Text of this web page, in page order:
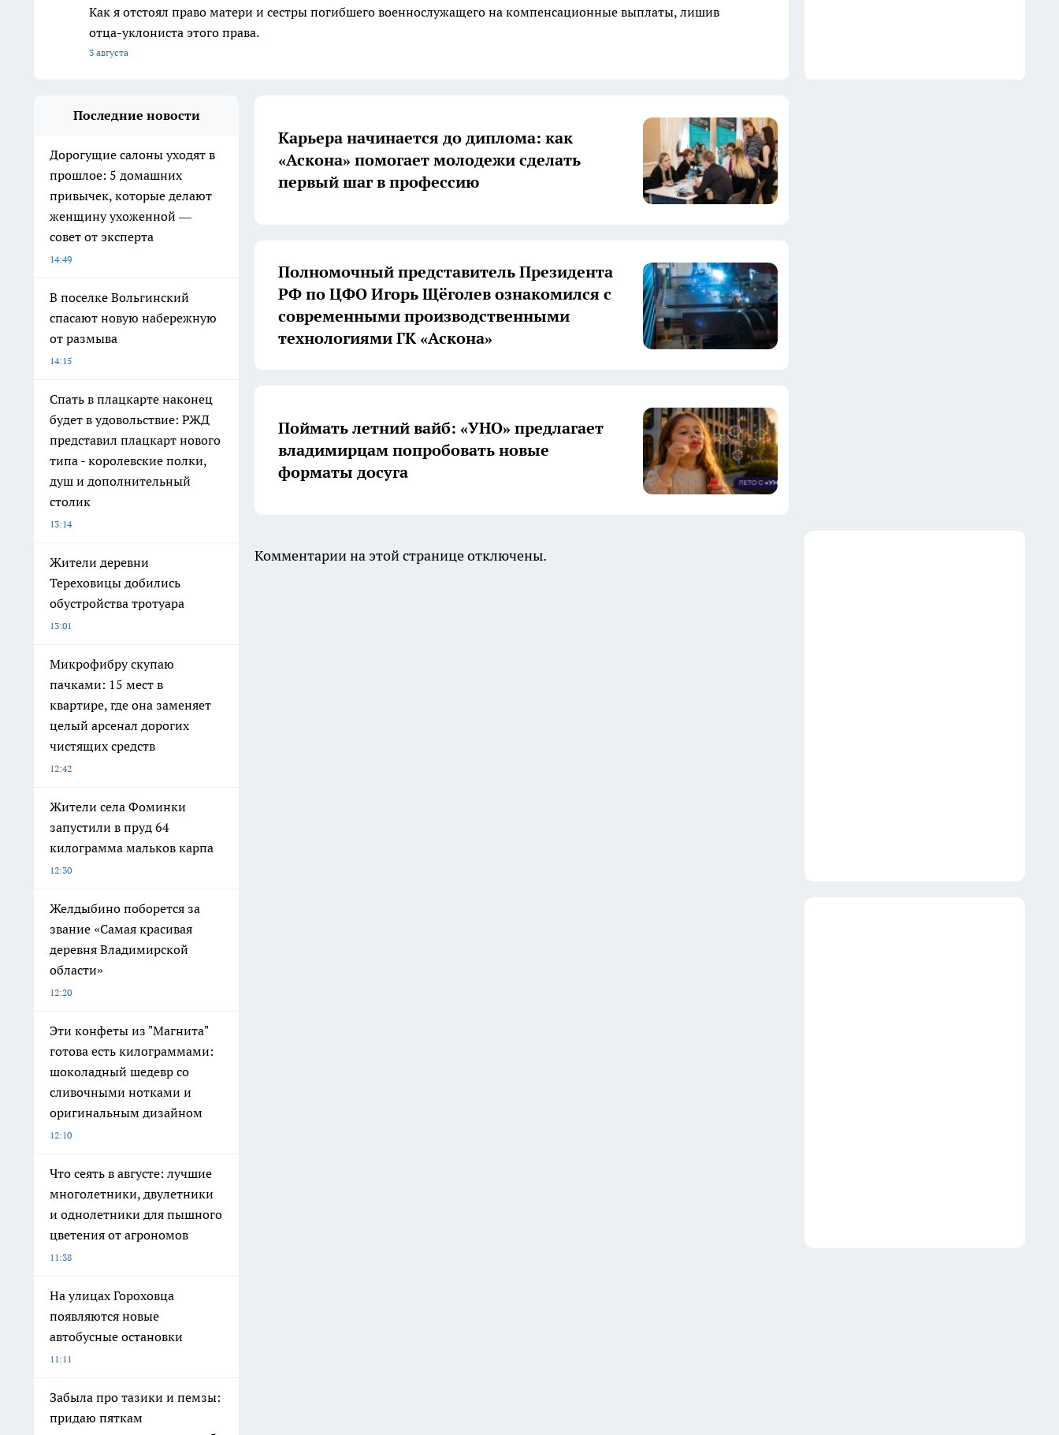
Как я отстоял право матери и сестры погибшего военнослужащего на компенсационные выплаты, лишив
отца-уклониста этого права.
3 августа
Последние новости
Дорогущие салоны уходят в
прошлое: 5 домашних
привычек, которые делают
женщину ухоженной —
совет от эксперта
14:49
В поселке Вольгинский
спасают новую набережную
от размыва
14:15
Спать в плацкарте наконец
будет в удовольствие: РЖД
представил плацкарт нового
типа - королевские полки,
душ и дополнительный
столик
13:14
Жители деревни
Тереховицы добились
обустройства тротуара
13:01
Микрофибру скупаю
пачками: 15 мест в
квартире, где она заменяет
целый арсенал дорогих
чистящих средств
12:42
Жители села Фоминки
запустили в пруд 64
килограмма мальков карпа
12:30
Желдыбино поборется за
звание «Самая красивая
деревня Владимирской
области»
12:20
Эти конфеты из "Магнита"
готова есть килограммами:
шоколадный шедевр со
сливочными нотками и
оригинальным дизайном
12:10
Что сеять в августе: лучшие
многолетники, двулетники
и однолетники для пышного
цветения от агрономов
11:38
На улицах Гороховца
появляются новые
автобусные остановки
11:11
Забыла про тазики и пемзы:
придаю пяткам
Карьера начинается до диплома: как
«Аскона» помогает молодежи сделать
первый шаг в профессию
Полномочный представитель Президента
РФ по ЦФО Игорь Щёголев ознакомился с
современными производственными
технологиями ГК «Аскона»
Поймать летний вайб: «УНО» предлагает
владимирцам попробовать новые
форматы досуга
Комментарии на этой странице отключены.